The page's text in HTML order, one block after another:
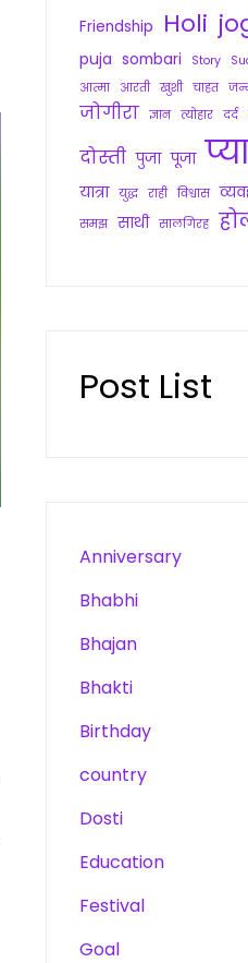
Friendship Holi
puja sombari Story
आत्मा
आरती खुशी चाहत
जोगीरा ज्ञान त्योहार दर्द
दोस्ती पुजा पूजा
यात्रा युद्ध राही विश्वास
समझ साथी सालगिरह
Post List
Anniversary
Bhabhi
Bhajan
Bhakti
Birthday
country
Dosti
Education
Festival
Goal